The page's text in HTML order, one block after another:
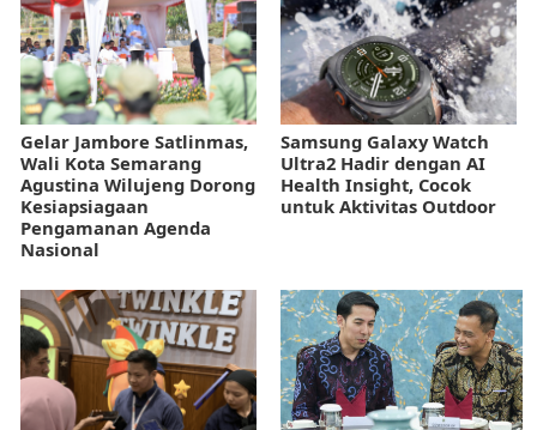
Gelar Jambore Satlinmas,
Wali Kota Semarang
Agustina Wilujeng Dorong
Kesiapsiagaan
Pengamanan Agenda
Nasional
Samsung Galaxy Watch
Ultra2 Hadir dengan AI
Health Insight, Cocok
untuk Aktivitas Outdoor